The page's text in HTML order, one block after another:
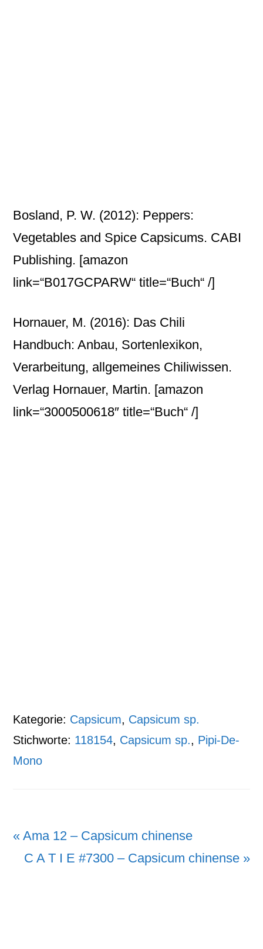
Bosland, P. W. (2012): Peppers:
Vegetables and Spice Capsicums. CABI
Publishing. [amazon
link=“B017GCPARW“ title=“Buch“ /]
Hornauer, M. (2016): Das Chili
Handbuch: Anbau, Sortenlexikon,
Verarbeitung, allgemeines Chiliwissen.
Verlag Hornauer, Martin. [amazon
link=“3000500618″ title=“Buch“ /]
Kategorie: Capsicum, Capsicum sp.
Stichworte: 118154, Capsicum sp., Pipi-De-
Mono
Vorheriger
Beitrag:
« Ama 12 – Capsicum chinense
Nächster
C A T I E #7300 – Capsicum chinense »